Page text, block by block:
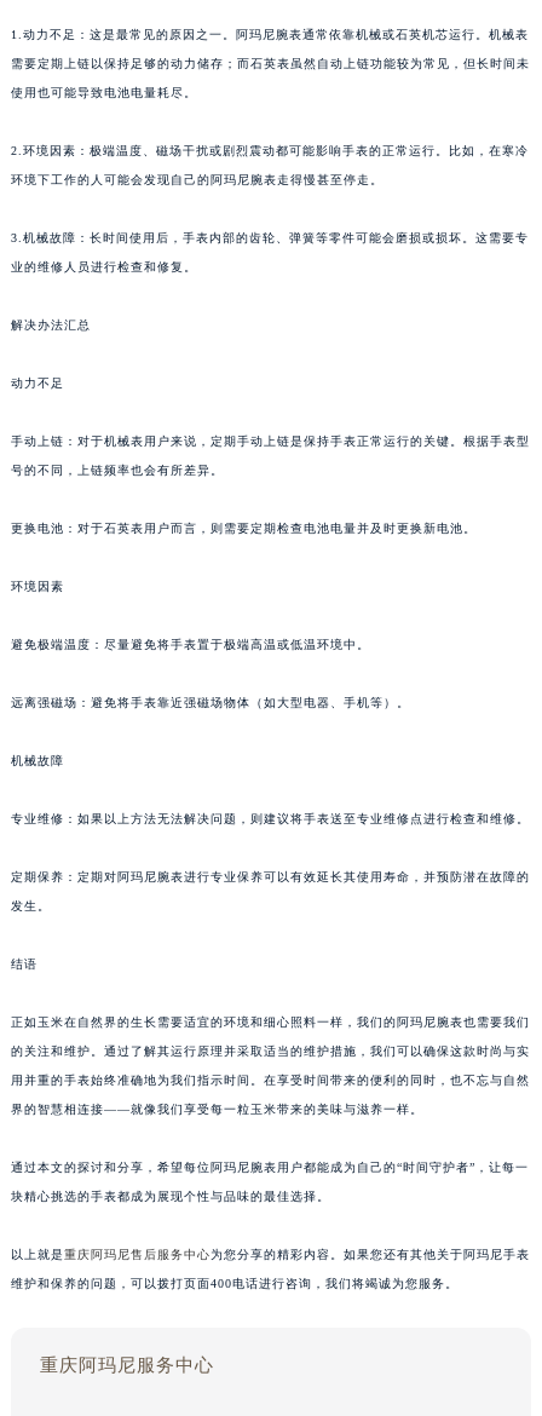
1.动力不足：这是最常见的原因之一。阿玛尼腕表通常依靠机械或石英机芯运行。机械表
需要定期上链以保持足够的动力储存；而石英表虽然自动上链功能较为常见，但长时间未
使用也可能导致电池电量耗尽。
2.环境因素：极端温度、磁场干扰或剧烈震动都可能影响手表的正常运行。比如，在寒冷
环境下工作的人可能会发现自己的阿玛尼腕表走得慢甚至停走。
3.机械故障：长时间使用后，手表内部的齿轮、弹簧等零件可能会磨损或损坏。这需要专
业的维修人员进行检查和修复。
解决办法汇总
动力不足
手动上链：对于机械表用户来说，定期手动上链是保持手表正常运行的关键。根据手表型
号的不同，上链频率也会有所差异。
更换电池：对于石英表用户而言，则需要定期检查电池电量并及时更换新电池。
环境因素
避免极端温度：尽量避免将手表置于极端高温或低温环境中。
远离强磁场：避免将手表靠近强磁场物体（如大型电器、手机等）。
机械故障
专业维修：如果以上方法无法解决问题，则建议将手表送至专业维修点进行检查和维修。
定期保养：定期对阿玛尼腕表进行专业保养可以有效延长其使用寿命，并预防潜在故障的
发生。
结语
正如玉米在自然界的生长需要适宜的环境和细心照料一样，我们的阿玛尼腕表也需要我们
的关注和维护。通过了解其运行原理并采取适当的维护措施，我们可以确保这款时尚与实
用并重的手表始终准确地为我们指示时间。在享受时间带来的便利的同时，也不忘与自然
界的智慧相连接——就像我们享受每一粒玉米带来的美味与滋养一样。
通过本文的探讨和分享，希望每位阿玛尼腕表用户都能成为自己的“时间守护者”，让每一
块精心挑选的手表都成为展现个性与品味的最佳选择。
以上就是重庆阿玛尼售后服务中心为您分享的精彩内容。如果您还有其他关于阿玛尼手表
维护和保养的问题，可以拨打页面400电话进行咨询，我们将竭诚为您服务。
重庆阿玛尼服务中心